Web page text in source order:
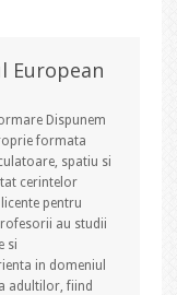
European
Dispunem
formata
spatiu si
cerintelor
pentru
au studii
si
in domeniul
adultilor, fiind